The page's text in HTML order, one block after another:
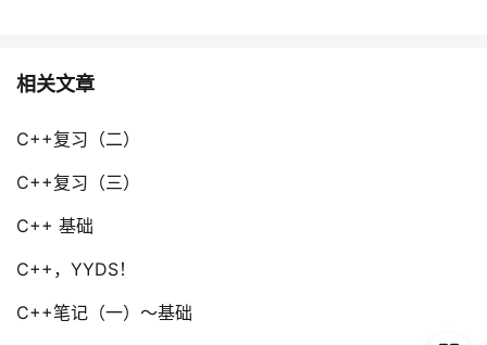
相关文章
C++复习（二）
C++复习（三）
C++ 基础
C++，YYDS！
C++笔记（一）～基础